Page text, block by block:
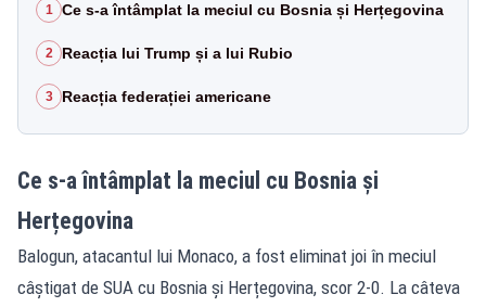
1 Ce s-a întâmplat la meciul cu Bosnia și Herțegovina
2 Reacția lui Trump și a lui Rubio
3 Reacția federației americane
Ce s-a întâmplat la meciul cu Bosnia și
Herțegovina
Balogun, atacantul lui Monaco, a fost eliminat joi în meciul
câștigat de SUA cu Bosnia și Herțegovina, scor 2-0. La câteva